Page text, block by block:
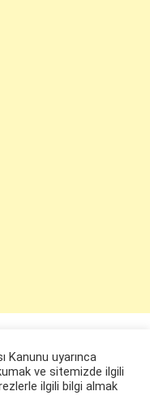
Kanunu uyarınca
ve sitemizde ilgili
ilgili bilgi almak